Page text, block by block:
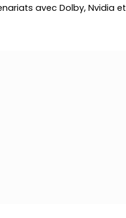
avec Dolby, Nvidia